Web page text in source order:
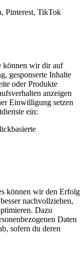
Pinterest, TikTok
können wir dir auf
gesponserte Inhalte
oder Produkte
anzeigen
Einwilligung setzen
ein:
können wir den Erfolg
nachvollziehen,
Dazu
Daten
sofern du deren